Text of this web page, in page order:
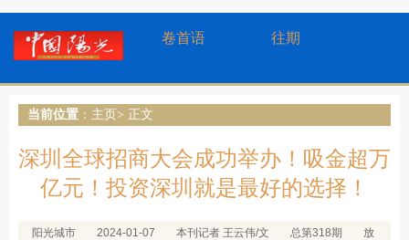
卷首语 往期
当前位置 ： 主页> 正文
深圳全球招商大会成功举办！吸金超万
亿元！投资深圳就是最好的选择！
阳光城市 2024-01-07 本刊记者 王云伟/文 总第318期
放